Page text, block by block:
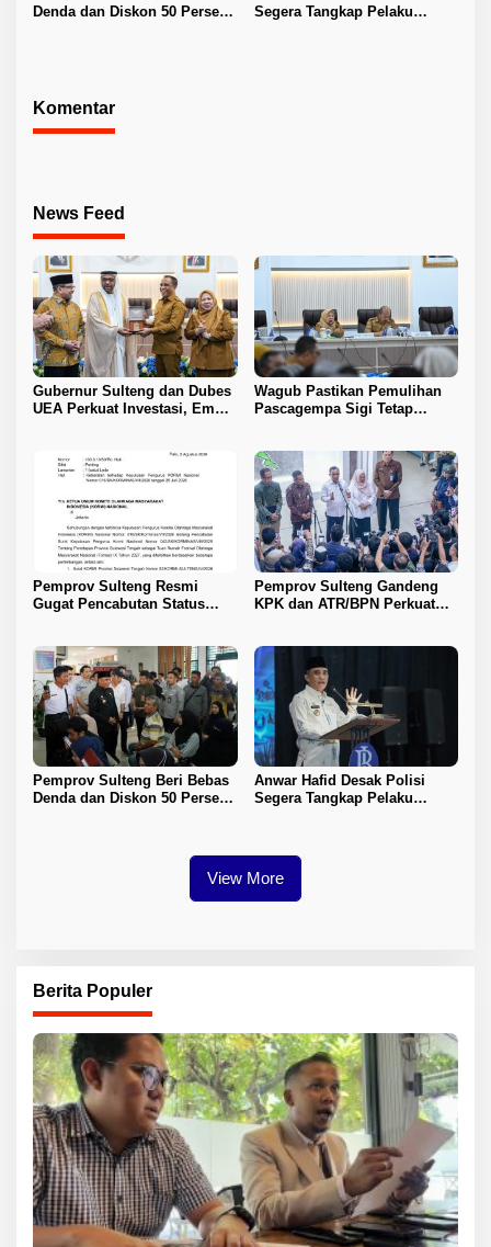
Denda dan Diskon 50 Persen
Segera Tangkap Pelaku
Komentar
News Feed
Gubernur Sulteng dan Dubes
UEA Perkuat Investasi, Empat
Wagub Pastikan Pemulihan
Pascagempa Sigi Tetap
Pemprov Sulteng Resmi
Gugat Pencabutan Status
Pemprov Sulteng Gandeng
KPK dan ATR/BPN Perkuat
Pemprov Sulteng Beri Bebas
Denda dan Diskon 50 Persen
Anwar Hafid Desak Polisi
Segera Tangkap Pelaku
View More
Berita Populer